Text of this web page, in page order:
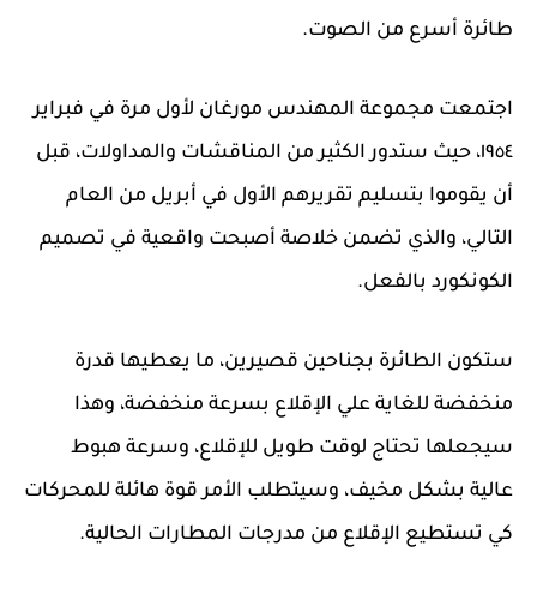
طائرة أسرع من الصوت.
اجتمعت مجموعة المهندس مورغان لأول مرة في فبراير
١٩٥٤، حيث ستدور الكثير من المناقشات والمداولات، قبل
أن يقوموا بتسليم تقريرهم الأول في أبريل من العام
التالي، والذي تضمن خلاصة أصبحت واقعية في تصميم
الكونكورد بالفعل.
ستكون الطائرة بجناحين قصيرين، ما يعطيها قدرة
منخفضة للغاية علي الإقلاع بسرعة منخفضة، وهذا
سيجعلها تحتاج لوقت طويل للإقلاع، وسرعة هبوط
عالية بشكل مخيف، وسيتطلب الأمر قوة هائلة للمحركات
كي تستطيع الإقلاع من مدرجات المطارات الحالية.